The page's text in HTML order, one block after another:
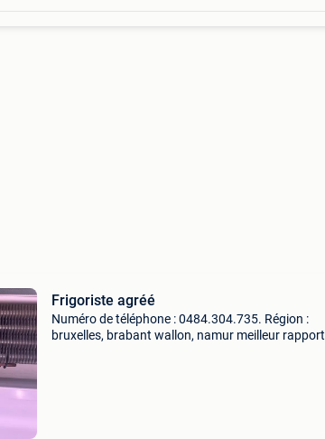
Frigoriste agréé
Numéro de téléphone : 0484.304.735. Région :
bruxelles, brabant wallon, namur meilleur rapport